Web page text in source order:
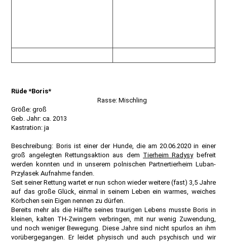
Rüde *Boris*
Rasse: Mischling
Größe: groß
Geb. Jahr: ca. 2013
Kastration: ja
Beschreibung: Boris ist einer der Hunde, die am 20.06.2020 in einer
groß angelegten Rettungsaktion aus dem Tierheim Radysybefreit
werden konnten und in unserem polnischen Partnertierheim Luban-
Przylasek Aufnahme fanden.
Seit seiner Rettung wartet er nun schon wieder weitere (fast) 3,5 Jahre
auf das große Glück, einmal in seinem Leben ein warmes, weiches
Körbchen sein Eigen nennen zu dürfen.
Bereits mehr als die Hälfte seines traurigen Lebens musste Boris in
kleinen, kalten TH-Zwingern verbringen, mit nur wenig Zuwendung,
und noch weniger Bewegung. Diese Jahre sind nicht spurlos an ihm
vorübergegangen. Er leidet physisch und auch psychisch und wir